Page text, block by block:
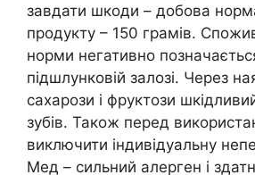
завдати шкоди – добова
продукту – 150 грамів.
норми негативно
підшлунковій залозі. Через
сахарози і фруктози
зубів. Також перед
виключити індивідуальну
Мед – сильний алерген і